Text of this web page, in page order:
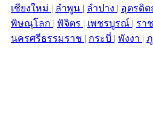
เชียงใหม่ | ลำพูน | ลำปาง | อุตรดิต
พิษณุโลก | พิจิตร | เพชรบูรณ์ | รา
นครศรีธรรมราช | กระบี่ | พังงา |